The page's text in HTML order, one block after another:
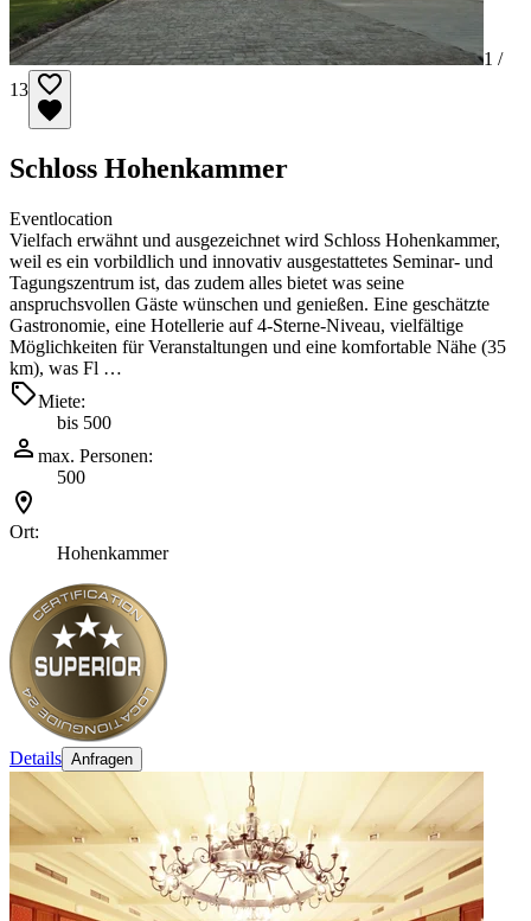
1 /
13
Schloss Hohenkammer
Eventlocation
Vielfach erwähnt und ausgezeichnet wird Schloss Hohenkammer,
weil es ein vorbildlich und innovativ ausgestattetes Seminar- und
Tagungszentrum ist, das zudem alles bietet was seine
anspruchsvollen Gäste wünschen und genießen. Eine geschätzte
Gastronomie, eine Hotellerie auf 4-Sterne-Niveau, vielfältige
Möglichkeiten für Veranstaltungen und eine komfortable Nähe (35
km), was Fl …
Miete:
bis 500
max. Personen:
500
Ort:
Hohenkammer
Details Anfragen